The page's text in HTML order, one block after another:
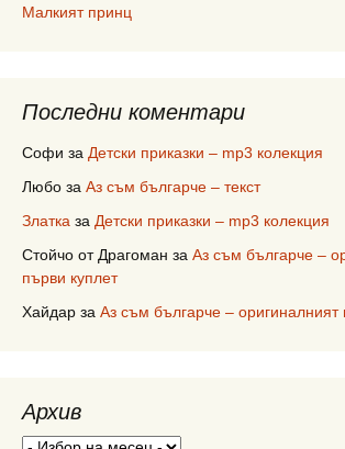
Малкият принц
Последни коментари
Софи за Детски приказки – mp3 колекция
Любо за Аз съм българче – текст
Златка за Детски приказки – mp3 колекция
Стойчо от Драгоман за Аз съм българче –
първи куплет
Хайдар за Аз съм българче – оригиналният
Архив